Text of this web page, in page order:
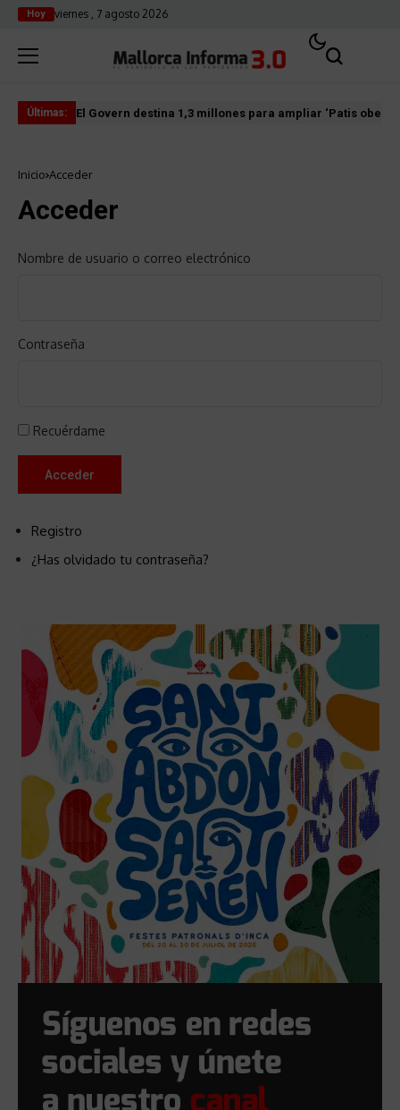
Hoy viernes , 7 agosto 2026
Últimas: El Govern destina 1,3 millones para ampliar ‘Patis
Inicio Acceder
Acceder
Nombre de usuario o correo electrónico
Contraseña
Recuérdame
Acceder
Registro
¿Has olvidado tu contraseña?